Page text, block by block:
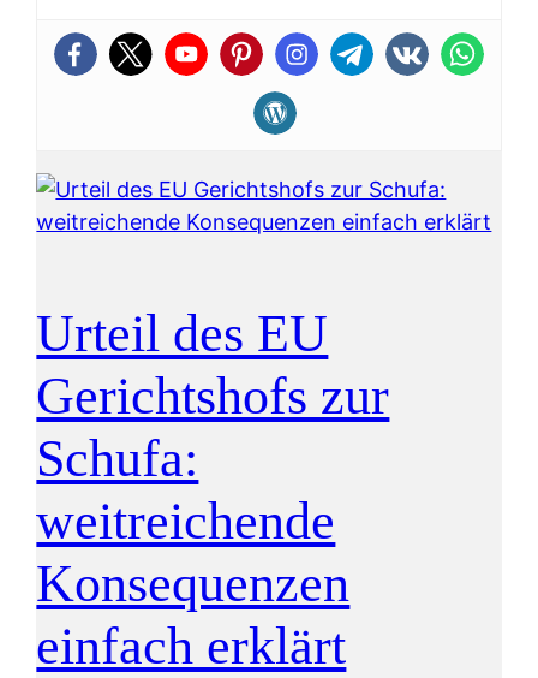
Urteil des EU
Gerichtshofs zur
Schufa:
weitreichende
Konsequenzen
einfach erklärt